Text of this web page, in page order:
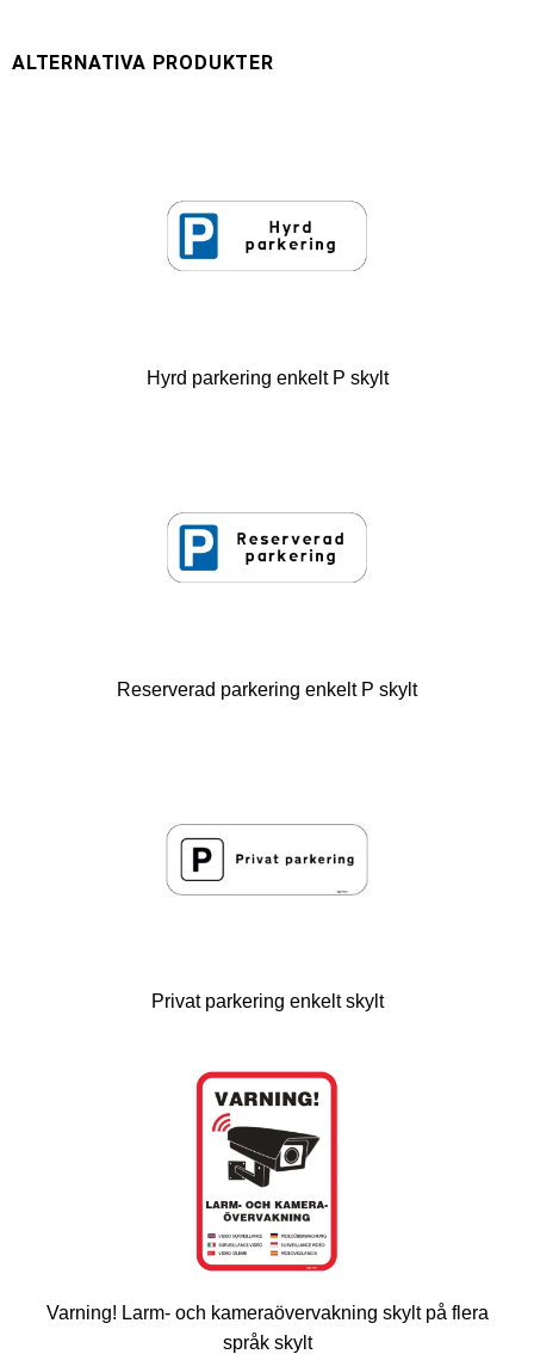
Hyrd parkering enkelt P skylt
Reserverad parkering enkelt P skylt
Privat parkering enkelt skylt
Varning! Larm- och kameraövervakning skylt på flera
språk skylt